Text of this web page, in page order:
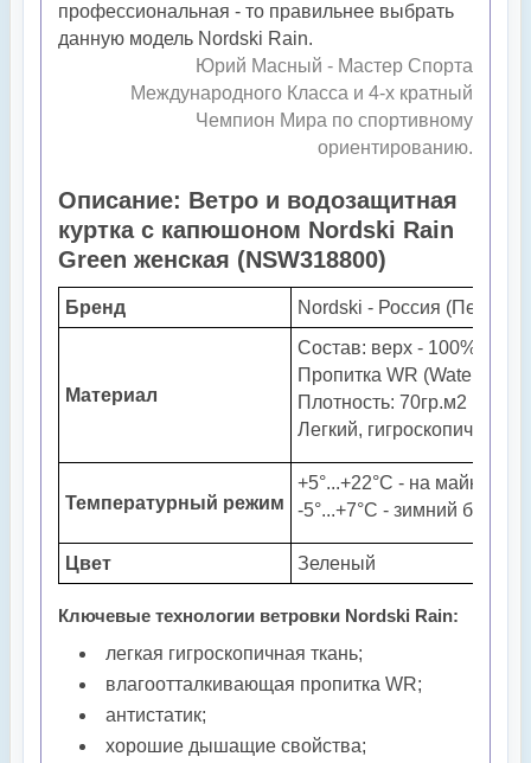
профессиональная - то правильнее выбрать
данную модель Nordski Rain.
Юрий Масный - Мастер Спорта
Международного Класса и 4-х кратный
Чемпион Мира по спортивному
ориентированию.
Описание: Ветро и водозащитная
куртка с капюшоном Nordski Rain
Green женская (NSW318800)
Бренд Nordski - Россия (Пенза)
Материал
Состав: верх - 100%
Пропитка WR (Water
Плотность: 70гр.м2
Легкий, гигроскопичный,
Температурный режим
+5°...+22°С - на майку или
-5°...+7°С - зимний бег с
Цвет Зеленый
Ключевые технологии ветровки Nordski Rain:
легкая гигроскопичная ткань;
влагоотталкивающая пропитка WR;
антистатик;
хорошие дышащие свойства;